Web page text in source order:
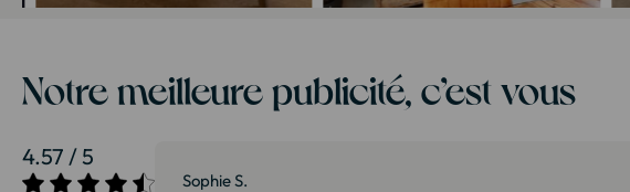
Notre meilleure publicité, c’est vous
4.57 / 5
27/07/2026 Sophie S.